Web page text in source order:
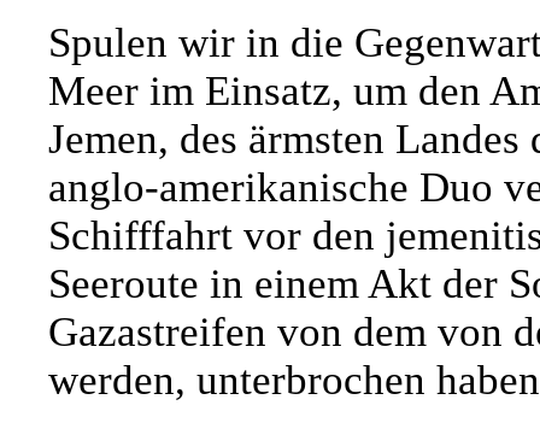
Spulen wir in die
Meer im Einsatz, um den
Jemen, des ärmsten
anglo-amerikanische Duo
Schifffahrt vor den
Seeroute in einem Akt der
Gazastreifen von dem von
werden, unterbrochen